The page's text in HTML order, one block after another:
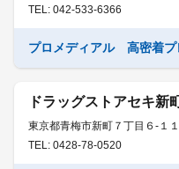
TEL: 042-533-6366
プロメディアル 高密着プ
ドラッグストアセキ新
東京都青梅市新町７丁目６-１１
TEL: 0428-78-0520